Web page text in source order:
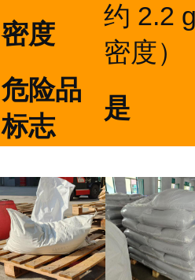
密度
约 2.2
密度）
危险品
标志
是